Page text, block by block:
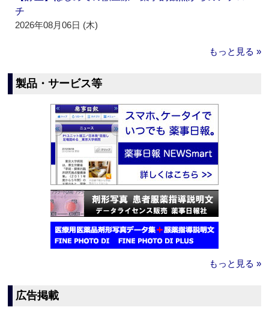
チ
2026年08月06日 (木)
もっと見る »
製品・サービス等
もっと見る »
広告掲載